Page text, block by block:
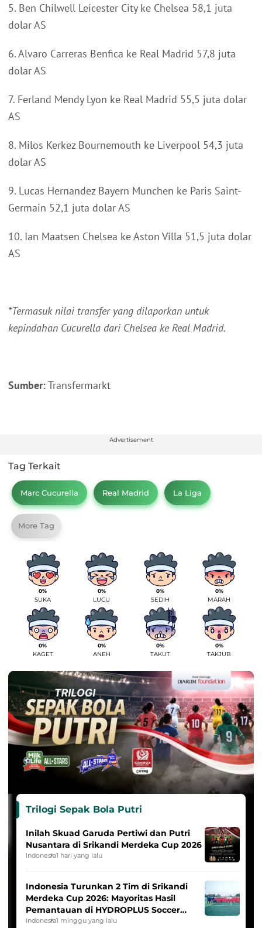
5. Ben Chilwell Leicester City ke Chelsea 58,1 juta
dolar AS
6. Alvaro Carreras Benfica ke Real Madrid 57,8 juta
dolar AS
7. Ferland Mendy Lyon ke Real Madrid 55,5 juta dolar
AS
8. Milos Kerkez Bournemouth ke Liverpool 54,3 juta
dolar AS
9. Lucas Hernandez Bayern Munchen ke Paris Saint-
Germain 52,1 juta dolar AS
10. Ian Maatsen Chelsea ke Aston Villa 51,5 juta dolar
AS
*Termasuk nilai transfer yang dilaporkan untuk
kepindahan Cucurella dari Chelsea ke Real Madrid.
Sumber:Transfermarkt
Advertisement
Tag Terkait
Marc Cucurella Real Madrid La Liga
More Tag
0%
SUKA
0%
LUCU
0%
SEDIH
0%
MARAH
0%
KAGET
0%
ANEH
0%
TAKUT
0%
TAKJUB
Trilogi Sepak Bola Putri
Inilah Skuad Garuda Pertiwi dan Putri
Nusantara di Srikandi Merdeka Cup 2026
Indonesia1 hari yang lalu
Indonesia Turunkan 2 Tim di Srikandi
Merdeka Cup 2026: Mayoritas Hasil
Pemantauan di HYDROPLUS Soccer
League
Indonesia1 minggu yang lalu